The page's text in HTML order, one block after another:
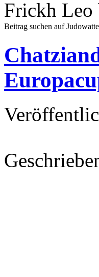
Frickh Leo
Beitrag suchen auf